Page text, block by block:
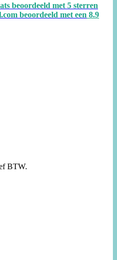
beoordeeld met 5 sterren
beoordeeld met een 8.9
BTW.